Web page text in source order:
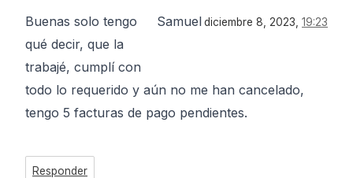
Samueldiciembre 8, 2023, 19:23
Buenas solo tengo
qué decir, que la
trabajé, cumplí con
todo lo requerido y aún no me han cancelado,
tengo 5 facturas de pago pendientes.
Responder